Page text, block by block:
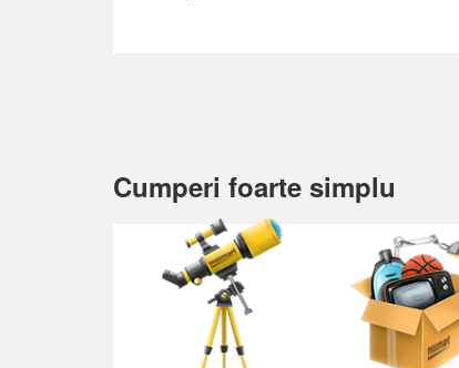
Cumperi foarte simplu